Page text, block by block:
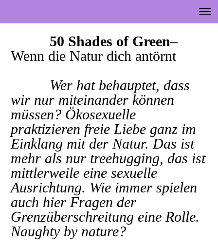
50 Shades of Green–
Wenn die Natur dich antörnt
Wer hat behauptet, dass
wir nur miteinander können
müssen? Ökosexuelle
praktizieren freie Liebe ganz im
Einklang mit der Natur. Das ist
mehr als nur treehugging, das ist
mittlerweile eine sexuelle
Ausrichtung. Wie immer spielen
auch hier Fragen der
Grenzüberschreitung eine Rolle.
Naughty by nature?